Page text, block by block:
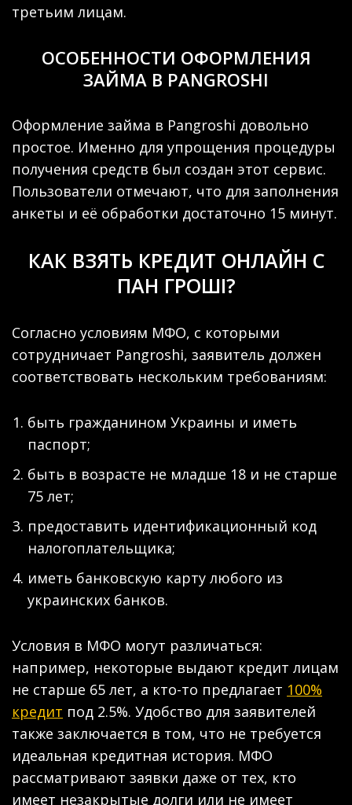
третьим лицам.
ОСОБЕННОСТИ ОФОРМЛЕНИЯ
ЗАЙМА В PANGROSHI
Оформление займа в Pangroshi довольно
простое. Именно для упрощения процедуры
получения средств был создан этот сервис.
Пользователи отмечают, что для заполнения
анкеты и её обработки достаточно 15 минут.
КАК ВЗЯТЬ КРЕДИТ ОНЛАЙН С
ПАН ГРОШІ?
Согласно условиям МФО, с которыми
сотрудничает Pangroshi, заявитель должен
соответствовать нескольким требованиям:
быть гражданином Украины и иметь
паспорт;
быть в возрасте не младше 18 и не старше
75 лет;
предоставить идентификационный код
налогоплательщика;
иметь банковскую карту любого из
украинских банков.
Условия в МФО могут различаться:
например, некоторые выдают кредит лицам
не старше 65 лет, а кто-то предлагает 100%
кредит под 2.5%. Удобство для заявителей
также заключается в том, что не требуется
идеальная кредитная история. МФО
рассматривают заявки даже от тех, кто
имеет незакрытые долги или не имеет